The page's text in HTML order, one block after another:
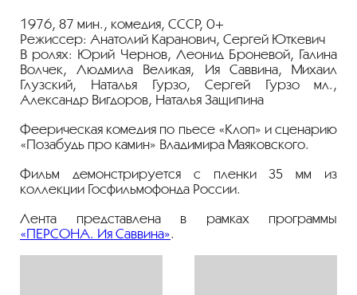
1976, 87 мин., комедия, СССР, 0+
Режиссер: Анатолий Каранович, Сергей Юткевич
В ролях: Юрий Чернов, Леонид Броневой, Галина
Волчек, Людмила Великая, Ия Саввина, Михаил
Глузский, Наталья Гурзо, Сергей Гурзо мл.,
Александр Вигдоров, Наталья Защипина
Феерическая комедия по пьесе «Клоп» и сценарию
«Позабудь про камин» Владимира Маяковского.
Фильм демонстрируется с пленки 35 мм из
коллекции Госфильмофонда России.
Лента представлена в рамках программы
«ПЕРСОНА. Ия Саввина».